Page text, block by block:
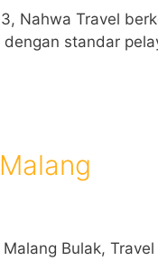
Nahwa Travel
standar
Bulak, Travel